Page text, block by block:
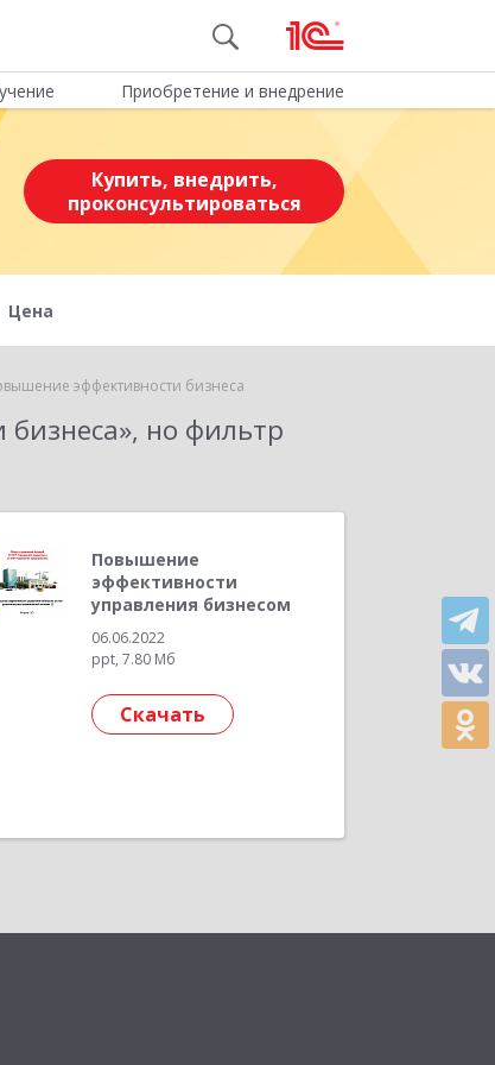
Приобретение и внедрение
Купить, внедрить,
проконсультироваться
Цена
эффективности бизнеса
, но фильтр
Повышение
эффективности
управления бизнесом
06.06.2022
ppt, 7.80 Мб
Скачать